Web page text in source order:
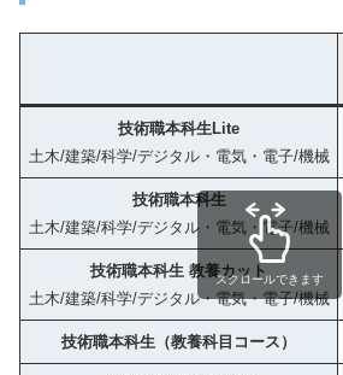
技術職本科生Lite
土木/建築/科学/デジタル・電気・電子/機械
技術職本科生
土木/建築/科学/デジタル・電気・電子/機械
技術職本科生 教養カット
土木/建築/科学/デジタル・電気・電子/機械
技術職本科生（教養科目コース）
スクロールできます